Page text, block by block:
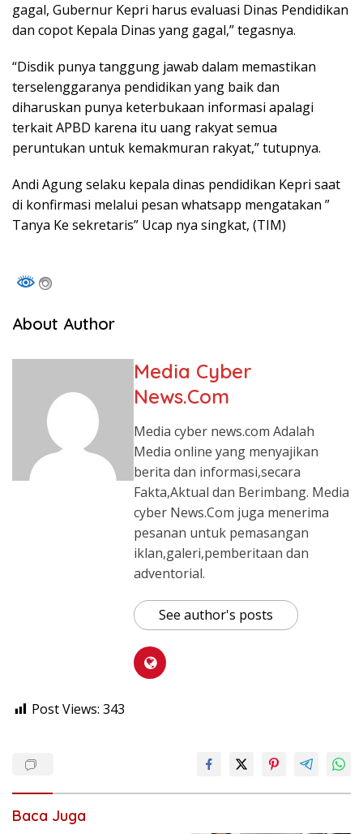
gagal, Gubernur Kepri harus evaluasi Dinas Pendidikan
dan copot Kepala Dinas yang gagal,” tegasnya.
“Disdik punya tanggung jawab dalam memastikan
terselenggaranya pendidikan yang baik dan
diharuskan punya keterbukaan informasi apalagi
terkait APBD karena itu uang rakyat semua
peruntukan untuk kemakmuran rakyat,” tutupnya.
Andi Agung selaku kepala dinas pendidikan Kepri saat
di konfirmasi melalui pesan whatsapp mengatakan ”
Tanya Ke sekretaris” Ucap nya singkat, (TIM)
About Author
Media Cyber
News.Com
Media cyber news.com Adalah
Media online yang menyajikan
berita dan informasi,secara
Fakta,Aktual dan Berimbang. Media
cyber News.Com juga menerima
pesanan untuk pemasangan
iklan,galeri,pemberitaan dan
adventorial.
See author's posts
Post Views: 343
Baca Juga